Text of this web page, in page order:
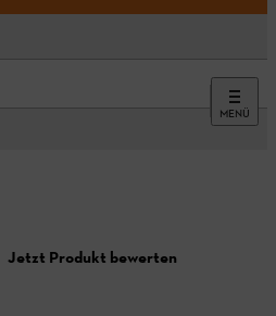
MENÜ
Jetzt Produkt bewerten